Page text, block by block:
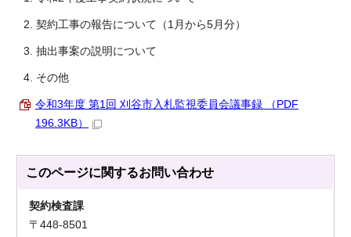
契約工事の報告について（1月から5月分）
抽出事案の説明について
その他
令和3年度 第1回 刈谷市入札監視委員会議事録 （PDF
196.3KB）
このページに関するお問い合わせ
契約検査課
〒448-8501